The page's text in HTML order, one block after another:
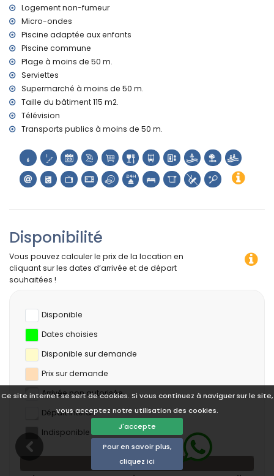
Ce site internet se sert de cookies. Si vous continuez à naviguer sur le site,
vous acceptez notre utilisation des cookies.
J'accepte
Pour en savoir plus,
cliquez ici
Logement non-fumeur
Micro-ondes
Piscine adaptée aux enfants
Piscine commune
Plage à moins de 50 m.
Serviettes
Supermarché à moins de 50 m.
Taille du bâtiment 115 m2.
Télévision
Transports publics à moins de 50 m.
Disponibilité
Vous pouvez calculer le prix de la location en
cliquant sur les dates d’arrivée et de départ
souhaitées !
Disponible
Dates choisies
Disponible sur demande
Prix ​​sur demande
Arrivée non autorisée
Départ interdit
Indisponible
août 2026